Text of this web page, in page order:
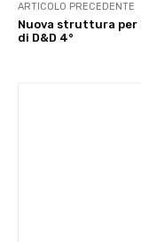
ARTICOLO PRECEDENTE
Nuova struttura per
di D&D 4°